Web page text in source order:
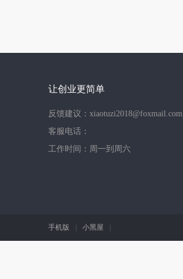
让创业更简单
反馈建议：xiaotuzi2018@foxmail.com
客服电话：
工作时间：周一到周六
手机版 小黑屋